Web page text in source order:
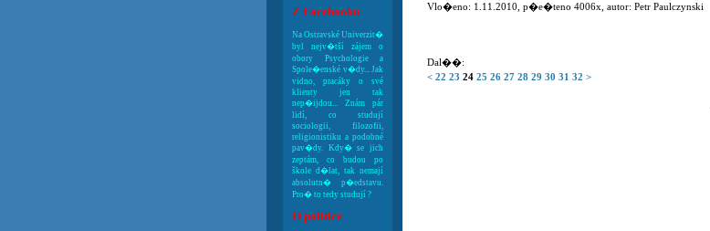
Vlo�eno: 1.11.2010, p�e�teno 4006x, autor: Petr Paulczynski
Dal��:
< 22 23 24 25 26 27 28 29 30 31 32 >
Z Facebooku
Na Ostravské Univerzit�
byl nejv�tší zájem o
obory Psychologie a
Spole�enské v�dy... Jak
vidno, pracáky o své
klienty jen tak
nep�ijdou... Znám pár
lidí, co studují
sociologii, filozofii,
religionistiku a podobné
pav�dy. Kdy� se jich
zeptám, co budou po
škole d�lat, tak nemají
absolutn� p�edstavu.
Pro� to tedy studují ?
O politice